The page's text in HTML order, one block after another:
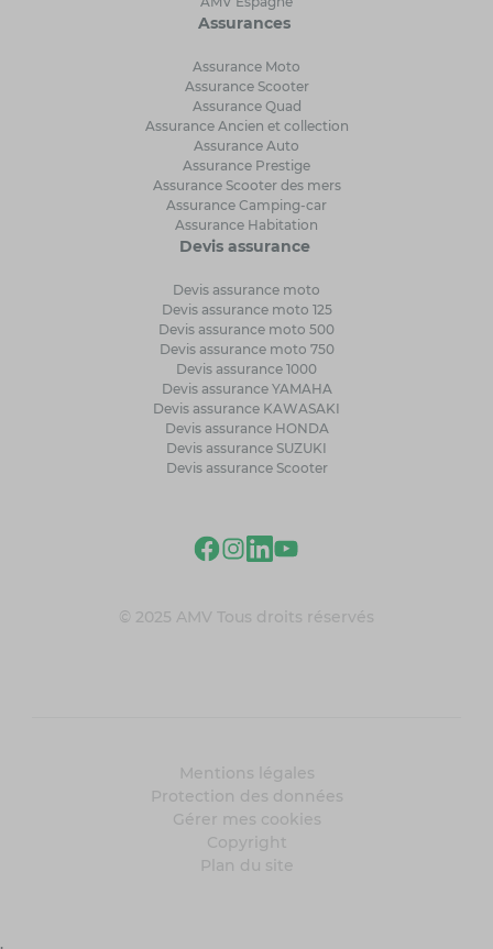
Assurances
Assurance Moto
Assurance Scooter
Assurance Quad
Assurance Ancien et collection
Assurance Auto
Assurance Prestige
Assurance Scooter des mers
Assurance Camping-car
Assurance Habitation
Devis assurance
Devis assurance moto
Devis assurance moto 125
Devis assurance moto 500
Devis assurance moto 750
Devis assurance 1000
Devis assurance YAMAHA
Devis assurance KAWASAKI
Devis assurance HONDA
Devis assurance SUZUKI
Devis assurance Scooter
© 2025 AMV Tous droits réservés
Mentions légales
Protection des données
Gérer mes cookies
Copyright
Plan du site